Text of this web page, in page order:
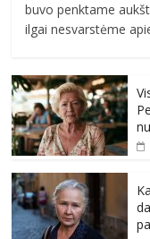
buvo penktame
ilgai nesvarstėme